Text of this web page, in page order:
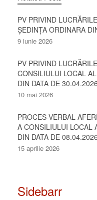
PV PRIVIND
ȘEDINȚA ORDINARA
9 iunie 2026
PV PRIVIND
CONSILIULUI LOCAL
DIN DATA DE 30.04.2026
10 mai 2026
PROCES-VERBAL
A CONSILIULUI LOCAL
DIN DATA DE 08.04.2026
15 aprilie 2026
Sidebarr